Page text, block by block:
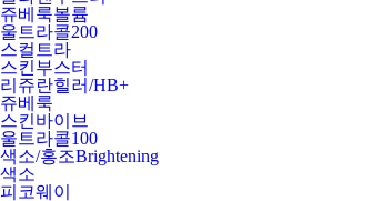
쥬베룩볼륨
울트라콜200
스컬트라
스킨부스터
리쥬란힐러/HB+
쥬베룩
스킨바이브
울트라콜100
색소/홍조Brightening
색소
피코웨이